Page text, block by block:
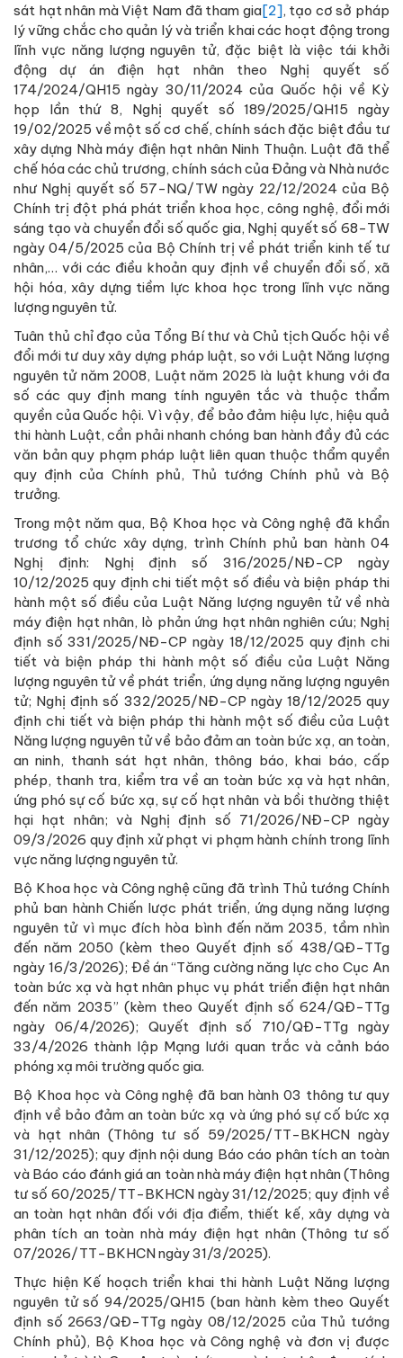
sát hạt nhân mà Việt Nam đã tham gia[2], tạo cơ sở pháp
lý vững chắc cho quản lý và triển khai các hoạt động trong
lĩnh vực năng lượng nguyên tử, đặc biệt là việc tái khởi
động dự án điện hạt nhân theo Nghị quyết số
174/2024/QH15 ngày 30/11/2024 của Quốc hội về Kỳ
họp lần thứ 8, Nghị quyết số 189/2025/QH15 ngày
19/02/2025 về một số cơ chế, chính sách đặc biệt đầu tư
xây dựng Nhà máy điện hạt nhân Ninh Thuận. Luật đã thể
chế hóa các chủ trương, chính sách của Đảng và Nhà nước
như Nghị quyết số 57-NQ/TW ngày 22/12/2024 của Bộ
Chính trị đột phá phát triển khoa học, công nghệ, đổi mới
sáng tạo và chuyển đổi số quốc gia, Nghị quyết số 68-TW
ngày 04/5/2025 của Bộ Chính trị về phát triển kinh tế tư
nhân,… với các điều khoản quy định về chuyển đổi số, xã
hội hóa, xây dựng tiềm lực khoa học trong lĩnh vực năng
lượng nguyên tử.
Tuân thủ chỉ đạo của Tổng Bí thư và Chủ tịch Quốc hội về
đổi mới tư duy xây dựng pháp luật, so với Luật Năng lượng
nguyên tử năm 2008, Luật năm 2025 là luật khung với đa
số các quy định mang tính nguyên tắc và thuộc thẩm
quyền của Quốc hội. Vì vậy, để bảo đảm hiệu lực, hiệu quả
thi hành Luật, cần phải nhanh chóng ban hành đầy đủ các
văn bản quy phạm pháp luật liên quan thuộc thẩm quyền
quy định của Chính phủ, Thủ tướng Chính phủ và Bộ
trưởng.
Trong một năm qua, Bộ Khoa học và Công nghệ đã khẩn
trương tổ chức xây dựng, trình Chính phủ ban hành 04
Nghị định: Nghị định số 316/2025/NĐ-CP ngày
10/12/2025 quy định chi tiết một số điều và biện pháp thi
hành một số điều của Luật Năng lượng nguyên tử về nhà
máy điện hạt nhân, lò phản ứng hạt nhân nghiên cứu; Nghị
định số 331/2025/NĐ-CP ngày 18/12/2025 quy định chi
tiết và biện pháp thi hành một số điều của Luật Năng
lượng nguyên tử về phát triển, ứng dụng năng lượng nguyên
tử; Nghị định số 332/2025/NĐ-CP ngày 18/12/2025 quy
định chi tiết và biện pháp thi hành một số điều của Luật
Năng lượng nguyên tử về bảo đảm an toàn bức xạ, an toàn,
an ninh, thanh sát hạt nhân, thông báo, khai báo, cấp
phép, thanh tra, kiểm tra về an toàn bức xạ và hạt nhân,
ứng phó sự cố bức xạ, sự cố hạt nhân và bồi thường thiệt
hại hạt nhân; và Nghị định số 71/2026/NĐ-CP ngày
09/3/2026 quy định xử phạt vi phạm hành chính trong lĩnh
vực năng lượng nguyên tử.
Bộ Khoa học và Công nghệ cũng đã trình Thủ tướng Chính
phủ ban hành Chiến lược phát triển, ứng dụng năng lượng
nguyên tử vì mục đích hòa bình đến năm 2035, tầm nhìn
đến năm 2050 (kèm theo Quyết định số 438/QĐ-TTg
ngày 16/3/2026); Đề án “Tăng cường năng lực cho Cục An
toàn bức xạ và hạt nhân phục vụ phát triển điện hạt nhân
đến năm 2035” (kèm theo Quyết định số 624/QĐ-TTg
ngày 06/4/2026); Quyết định số 710/QĐ-TTg ngày
33/4/2026 thành lập Mạng lưới quan trắc và cảnh báo
phóng xạ môi trường quốc gia.
Bộ Khoa học và Công nghệ đã ban hành 03 thông tư quy
định về bảo đảm an toàn bức xạ và ứng phó sự cố bức xạ
và hạt nhân (Thông tư số 59/2025/TT-BKHCN ngày
31/12/2025); quy định nội dung Báo cáo phân tích an toàn
và Báo cáo đánh giá an toàn nhà máy điện hạt nhân (Thông
tư số 60/2025/TT-BKHCN ngày 31/12/2025; quy định về
an toàn hạt nhân đối với địa điểm, thiết kế, xây dựng và
phân tích an toàn nhà máy điện hạt nhân (Thông tư số
07/2026/TT-BKHCN ngày 31/3/2025).
Thực hiện Kế hoạch triển khai thi hành Luật Năng lượng
nguyên tử số 94/2025/QH15 (ban hành kèm theo Quyết
định số 2663/QĐ-TTg ngày 08/12/2025 của Thủ tướng
Chính phủ), Bộ Khoa học và Công nghệ và đơn vị được